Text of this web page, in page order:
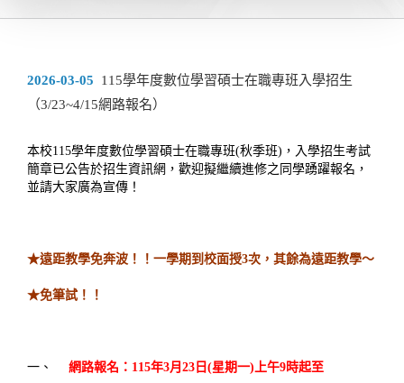
2026-03-05 115學年度數位學習碩士在職專班入學招生
（3/23~4/15網路報名）
本校115學年度數位學習碩士在職專班(秋季班)，入學招生考試
簡章已公告於招生資訊網，歡迎擬繼續進修之同學踴躍報名，
並請大家廣為宣傳！
★遠距教學免奔波！！一學期到校面授3次，其餘為遠距教學～
★免筆試！！
一、 網路報名：115年3月23日(星期一)上午9時起至